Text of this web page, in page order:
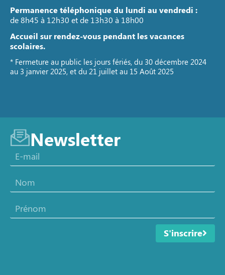
Permanence téléphonique du lundi au vendredi :
de 8h45 à 12h30 et de 13h30 à 18h00
Accueil sur rendez-vous pendant les vacances
scolaires.
* Fermeture au public les jours fériés, du 30 décembre 2024
au 3 janvier 2025, et du 21 juillet au 15 Août 2025
Newsletter
S'inscrire